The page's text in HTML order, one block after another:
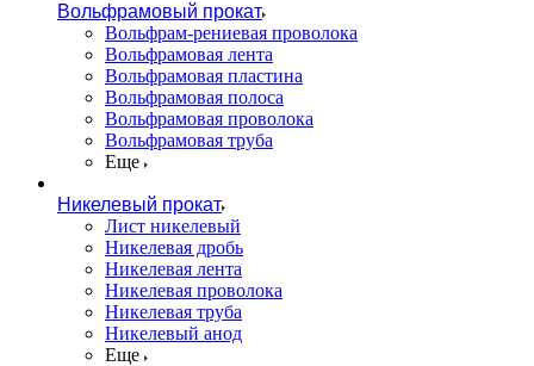
Вольфрамовый прокат
Вольфрам-рениевая проволока
Вольфрамовая лента
Вольфрамовая пластина
Вольфрамовая полоса
Вольфрамовая проволока
Вольфрамовая труба
Еще
Никелевый прокат
Лист никелевый
Никелевая дробь
Никелевая лента
Никелевая проволока
Никелевая труба
Никелевый анод
Еще